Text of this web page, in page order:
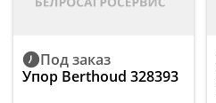
Под заказ
Упор Berthoud 328393